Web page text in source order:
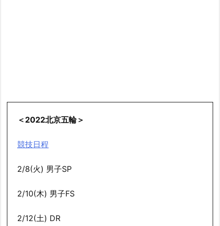
＜2022北京五輪＞
競技日程
2/8(火) 男子SP
2/10(木) 男子FS
2/12(土) DR